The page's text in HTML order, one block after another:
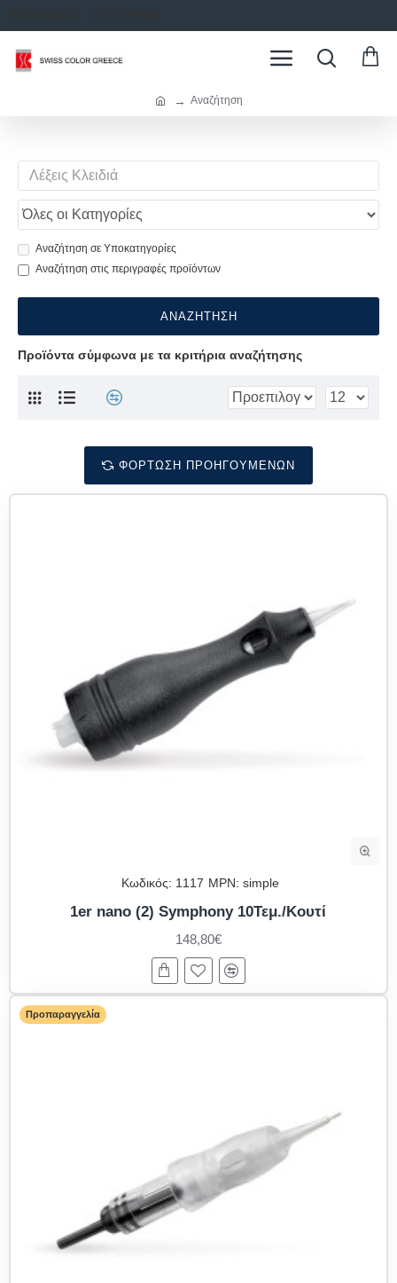
Αναζήτηση
Αναζήτηση σε Υποκατηγορίες
Αναζήτηση στις περιγραφές προϊόντων
ΑΝΑΖΉΤΗΣΗ
Προϊόντα σύμφωνα με τα κριτήρια αναζήτησης
ΦΌΡΤΩΣΗ ΠΡΟΗΓΟΎΜΕΝΩΝ
Κωδικός: 1117 MPN: simple
1er nano (2) Symphony 10Τεμ./Κουτί
148,80€
Προπαραγγελία